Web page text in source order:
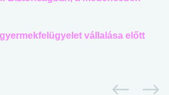
vállalása előtt